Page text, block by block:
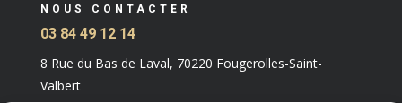
NOUS CONTACTER
03 84 49 12 14
8 Rue du Bas de Laval, 70220 Fougerolles-Saint-
Valbert